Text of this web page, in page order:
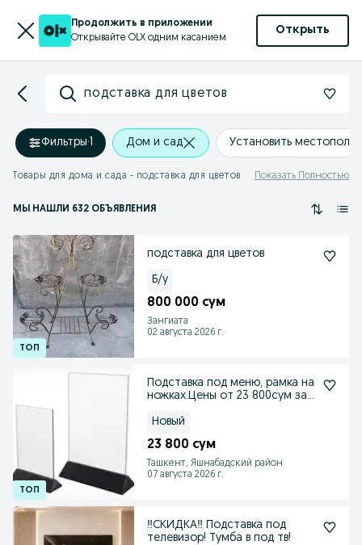
Продолжить в приложении
Открывайте OLX одним касанием
Открыть
подставка для цветов
Фильтры·1 Дом и сад Установить
Товары для дома и сада - подставка для цветов Показать Полностью
МЫ НАШЛИ 632 ОБЪЯВЛЕНИЯ
подставка для цветов
Б/у
800 000 сум
Зангиата
02 августа 2026 г.
Подставка под меню, рамка на
ножках.Цены от 23 800сум за
Новый
23 800 сум
Ташкент, Яшнабадский район
07 августа 2026 г.
‼️СКИДКА‼️ Подставка под
телевизор! Тумба в под тв!